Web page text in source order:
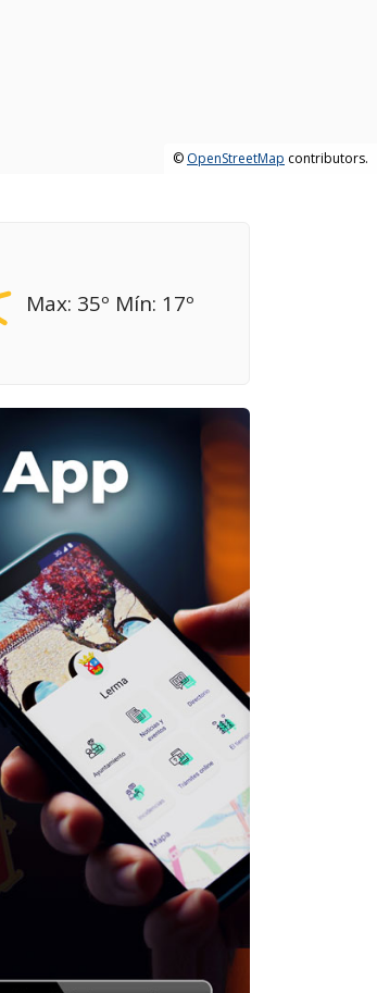
© OpenStreetMap contributors.
Max: 35º Mín: 17º